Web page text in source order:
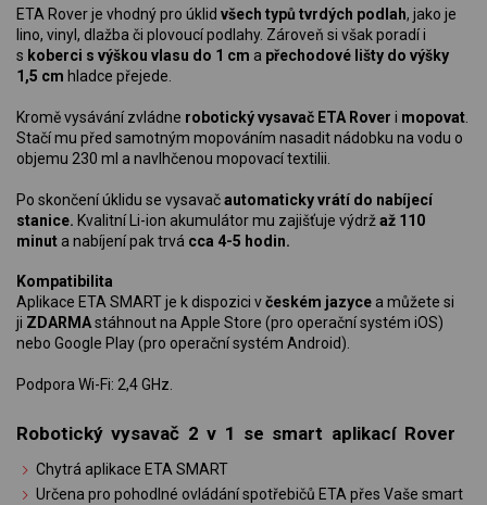
ETA Rover je vhodný pro úklid všech typů tvrdých podlah, jako je
lino, vinyl, dlažba či plovoucí podlahy. Zároveň si však poradí i
s koberci s výškou vlasu do 1 cm a přechodové lišty do výšky
1,5 cm hladce přejede.
Kromě vysávání zvládne robotický vysavač ETA Rover i mopovat.
Stačí mu před samotným mopováním nasadit nádobku na vodu o
objemu 230 ml a navlhčenou mopovací textilii.
Po skončení úklidu se vysavačautomaticky vrátí do nabíjecí
stanice. Kvalitní Li-ion akumulátor mu zajišťuje výdržaž 110
minuta nabíjení pak trvá cca 4-5 hodin.
Kompatibilita
Aplikace ETA SMART je k dispozici včeském jazycea můžete si
ji ZDARMAstáhnout na Apple Store (pro operační systém iOS)
nebo Google Play (pro operační systém Android).
Podpora Wi-Fi: 2,4 GHz.
Robotický vysavač 2 v 1 se smart aplikací Rover
Chytrá aplikace ETA SMART
Určena pro pohodlné ovládání spotřebičů ETA přes Vaše smart